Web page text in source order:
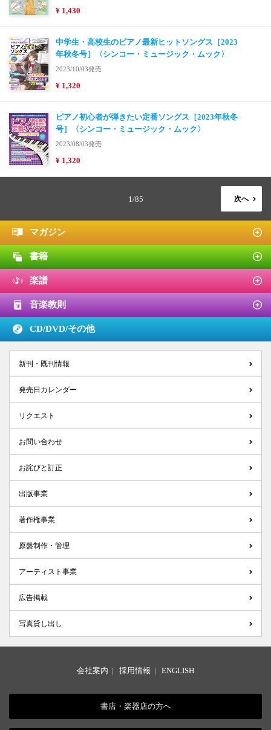
¥ 1,430
中学生・高校生のピアノ最新ヒットソングス［2023
年秋冬号］〈シンコー・ミュージック・ムック〉
2023/10/03発売
¥ 1,320
ピアノ初心者が弾きたい定番ソングス［2023年秋冬
号］〈シンコー・ミュージック・ムック〉
2023/08/03発売
¥ 1,320
1/85 次へ
マガジン
書籍
楽譜
音楽教則
CD/DVD/その他
新刊・既刊情報
発売日カレンダー
リクエスト
お問い合わせ
お詫びと訂正
出版事業
著作権事業
原盤制作・管理
アーティスト事業
広告掲載
写真貸し出し
会社案内 | 採用情報 | ENGLISH
書店・楽器店の方へ